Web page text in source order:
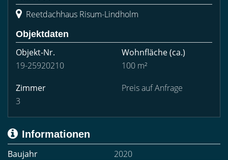
Reetdachhaus Risum-Lindholm
Objektdaten
Objekt-Nr.
19-25920210
Wohnfläche(ca.)
100 m²
Zimmer
3
Preis auf Anfrage
Informationen
Baujahr
2020